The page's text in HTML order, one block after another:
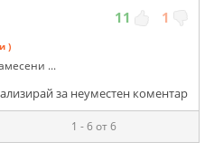
11 1
)
...
за неуместен коментар
1 - 6 от 6